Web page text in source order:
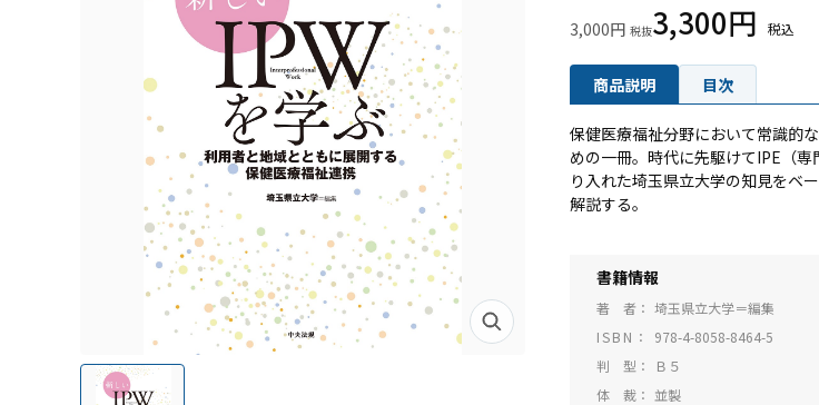
3,000円 3,300円
商品説明 目次
保健医療福祉分野において常識的
めの一冊。時代に先駆けてIPE（
り入れた埼玉県立大学の知見をベ
解説する。
書籍情報
著 者
埼玉県立大学＝編集
ISBN
978-4-8058-8464-5
判 型
Ｂ５
体 裁
並製